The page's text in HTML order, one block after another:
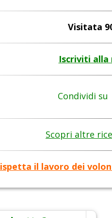
Visitata
Iscriviti
Condividi su
Scopri altre
il lavoro dei